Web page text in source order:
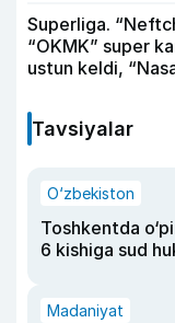
Superliga.
“OKMK” super
ustun keldi,
Tavsiyalar
O‘zbekiston
Toshkentda
6 kishiga sud
Madaniyat